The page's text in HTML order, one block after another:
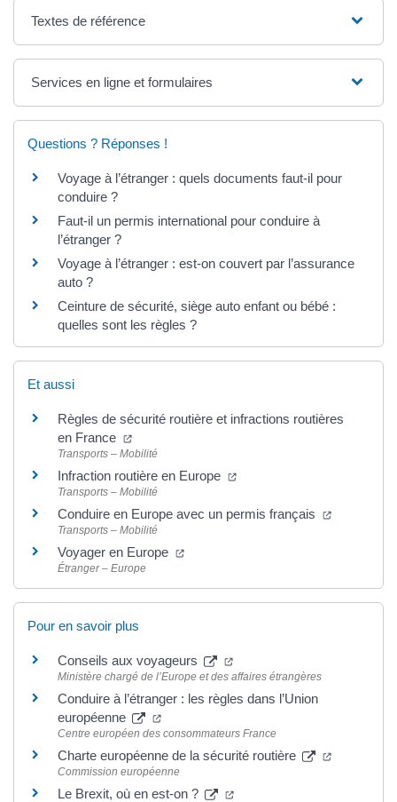
Textes de référence
Services en ligne et formulaires
Questions ? Réponses !
Voyage à l’étranger : quels documents faut-il pour
conduire ?
Faut-il un permis international pour conduire à
l’étranger ?
Voyage à l’étranger : est-on couvert par l’assurance
auto ?
Ceinture de sécurité, siège auto enfant ou bébé :
quelles sont les règles ?
Et aussi
Règles de sécurité routière et infractions routières
en France
Transports – Mobilité
Infraction routière en Europe
Transports – Mobilité
Conduire en Europe avec un permis français
Transports – Mobilité
Voyager en Europe
Étranger – Europe
Pour en savoir plus
Conseils aux voyageurs
Ministère chargé de l’Europe et des affaires étrangères
Conduire à l’étranger : les règles dans l’Union
européenne
Centre européen des consommateurs France
Charte européenne de la sécurité routière
Commission européenne
Le Brexit, où en est-on ?